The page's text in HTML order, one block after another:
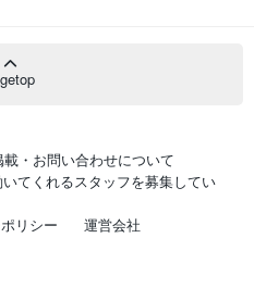
載・お問い合わせについて
てくれるスタッフを募集してい
リシー 運営会社